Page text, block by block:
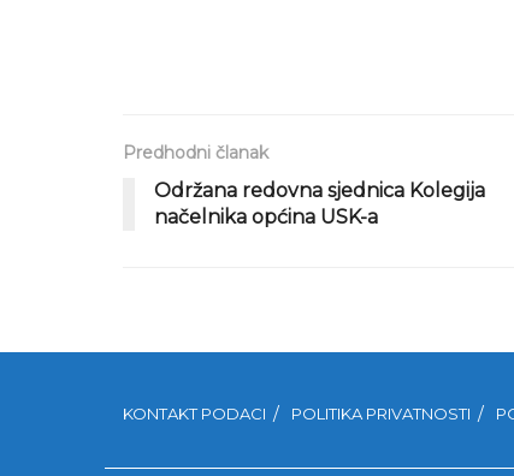
Predhodni članak
Održana redovna sjednica Kolegija
načelnika općina USK-a
KONTAKT PODACI POLITIKA PRIVATNOSTI